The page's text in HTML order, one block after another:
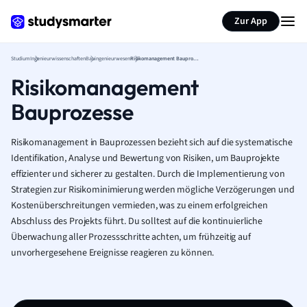
Zur App
StudiumIngenieurwissenschaftenBauingenieurwesen Risikomanagement Bauprozesse
Risikomanagement
Bauprozesse
Risikomanagement in Bauprozessen bezieht sich auf die systematische
Identifikation, Analyse und Bewertung von Risiken, um Bauprojekte
effizienter und sicherer zu gestalten. Durch die Implementierung von
Strategien zur Risikominimierung werden mögliche Verzögerungen und
Kostenüberschreitungen vermieden, was zu einem erfolgreichen
Abschluss des Projekts führt. Du solltest auf die kontinuierliche
Überwachung aller Prozessschritte achten, um frühzeitig auf
unvorhergesehene Ereignisse reagieren zu können.